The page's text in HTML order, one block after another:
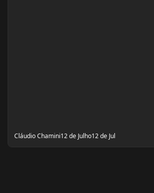
Cláudio Chamini12 de Julho12 de Jul